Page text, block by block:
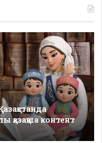
қазақша контент